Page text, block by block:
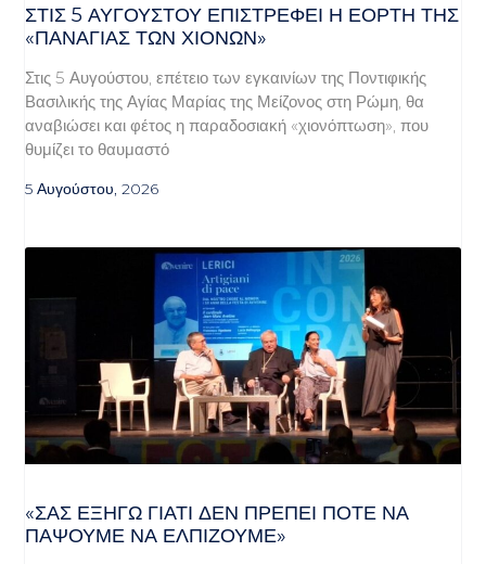
ΣΤΙΣ 5 ΑΥΓΟΎΣΤΟΥ ΕΠΙΣΤΡΈΦΕΙ Η ΕΟΡΤΉ ΤΗΣ
«ΠΑΝΑΓΊΑΣ ΤΩΝ ΧΙΌΝΩΝ»
Στις 5 Αυγούστου, επέτειο των εγκαινίων της Ποντιφικής
Βασιλικής της Αγίας Μαρίας της Μείζονος στη Ρώμη, θα
αναβιώσει και φέτος η παραδοσιακή «χιονόπτωση», που
θυμίζει το θαυμαστό
5 Αυγούστου, 2026
«ΣΑΣ ΕΞΗΓΏ ΓΙΑΤΊ ΔΕΝ ΠΡΈΠΕΙ ΠΟΤΈ ΝΑ
ΠΆΨΟΥΜΕ ΝΑ ΕΛΠΊΖΟΥΜΕ»